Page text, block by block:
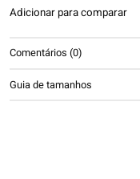
Adicionar para comparar
Comentários (0)
Guia de tamanhos